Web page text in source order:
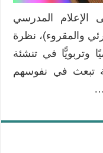
الإعلام المدرسي
والمقروء)، نظرة
وتربويًّا في تنشئة
تبعث في نفوسهم
…